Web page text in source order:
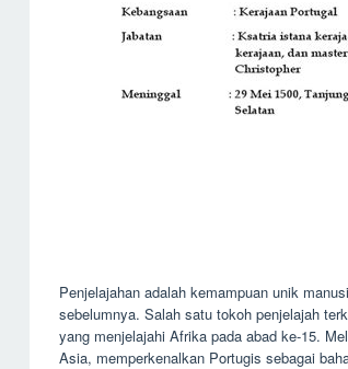
Penjelajahan adalah kemampuan unik
sebelumnya. Salah satu tokoh penjelajah
yang menjelajahi Afrika pada abad ke-15.
Asia, memperkenalkan Portugis sebagai